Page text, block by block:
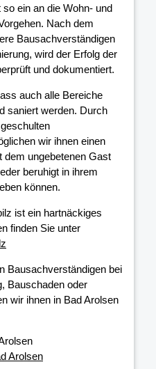
ein an die Wohn- und
Nach dem
Bausachverständigen
wird der Erfolg der
und dokumentiert.
auch alle Bereiche
saniert werden. Durch
wir ihnen einen
dem ungebetenen Gast
beruhigt in ihrem
können.
ist ein hartnäckiges
finden Sie unter
Bausachverständigen bei
Bauschaden oder
wir ihnen in Bad Arolsen
Arolsen